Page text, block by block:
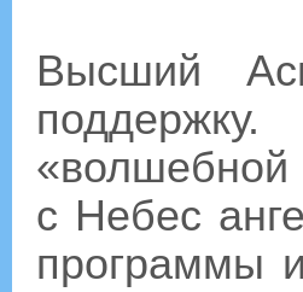
Высший
«волшебной
с Небес
программы